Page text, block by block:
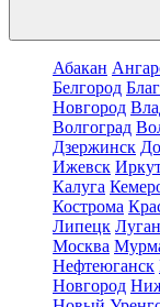
Абакан
Белгород
Новгород
Волгоград
Дзержинск
Ижевск
Калуга
Кострома
Липецк
Москва
Нефтеюганск
Новгород